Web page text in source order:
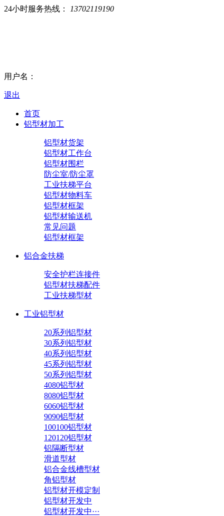
24小时服务热线： 13702119190
用户名：
退出
首页
铝型材加工
铝型材货架
铝型材工作台
铝型材围栏
防尘室/防尘罩
工业扶梯平台
铝型材物料车
铝型材框架
铝型材输送机
常见问题
铝型材框架
铝合金扶梯
安全护栏连接件
铝型材扶梯配件
工业扶梯型材
工业铝型材
20系列铝型材
30系列铝型材
40系列铝型材
45系列铝型材
50系列铝型材
4080铝型材
8080铝型材
6060铝型材
9090铝型材
100100铝型材
120120铝型材
铝隔断型材
滑道型材
铝合金线槽型材
角铝型材
铝型材开模定制
铝型材开发中
铝型材开发中···